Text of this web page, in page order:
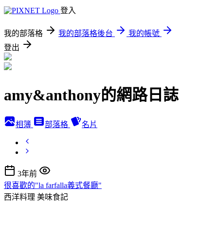
登入
我的部落格 我的部落格後台
我的帳號
登出
amy&anthony的網路日誌
相簿 部落格 名片
3年前
很喜歡的"la farfalla義式餐廳"
西洋料理 美味食記